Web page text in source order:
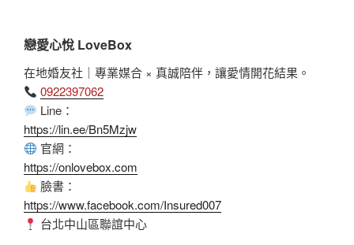
戀愛心悅 LoveBox
在地婚友社｜專業媒合 × 真誠陪伴，讓愛情開花結果。
0922397062
Line：
https://lin.ee/Bn5Mzjw
官網：
https://onlovebox.com
臉書：
https://www.facebook.com/Insured007
台北中山區聯誼中心